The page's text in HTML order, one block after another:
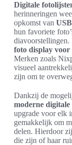
Digitale
herinneringen
opkomst van
hun favoriete
diavoorstellingen.
foto display voor
Merken zoals
visueel
zijn om te
Dankzij de
moderne
upgrade voor elk
gemakkelijk om
delen. Hierdoor
die zijn of haar